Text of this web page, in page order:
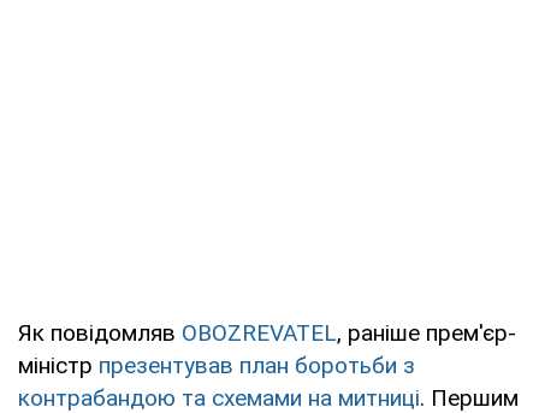
Як повідомляв OBOZREVATEL, раніше прем'єр-
міністр презентував план боротьби з
контрабандою та схемами на митниці. Першим